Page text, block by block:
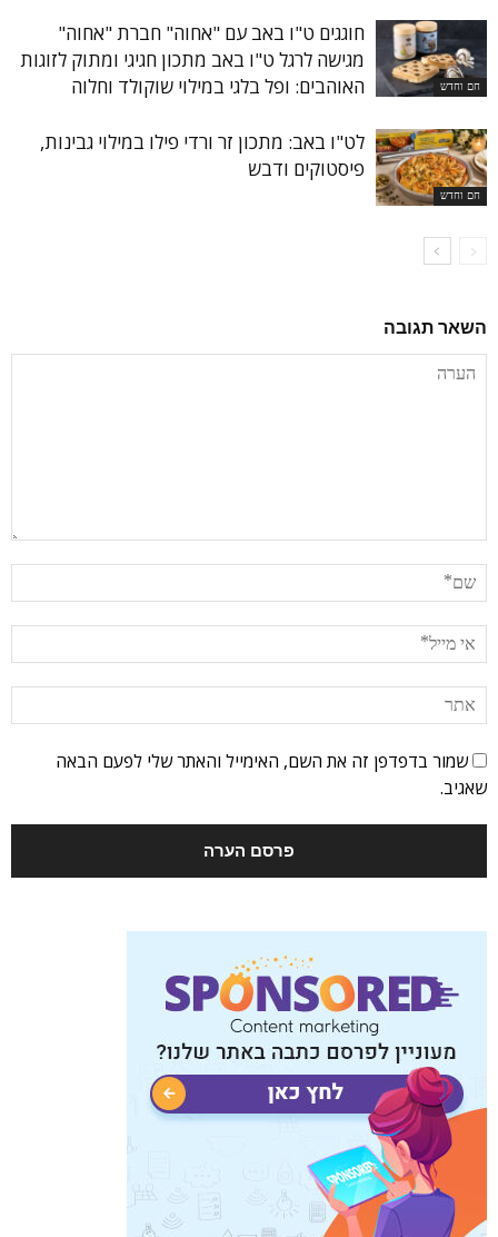
חם וחדש
חוגגים ט"ו באב עם "אחוה" חברת "אחוה"
מגישה לרגל ט"ו באב מתכון חגיגי ומתוק לזוגות
האוהבים: ופל בלגי במילוי שוקולד וחלוה
חם וחדש
לט"ו באב: מתכון זר ורדי פילו במילוי גבינות,
פיסטוקים ודבש
השאר תגובה
שמור בדפדפן זה את השם, האימייל והאתר שלי לפעם הבאה
שאגיב.